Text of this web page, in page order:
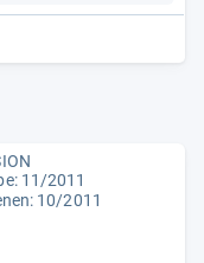
11/2011
10/2011